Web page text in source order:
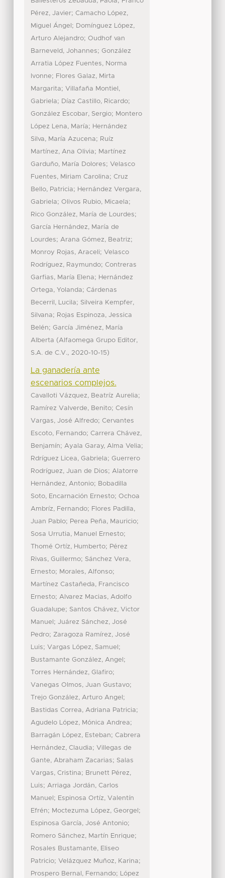
Pérez, Javier; Camacho López,
Miguel Ángel ; Domínguez López,
Arturo Alejandro; Oudhof van
Barneveld, Johannes; González
Arratia López Fuentes, Norma
Ivonne; Flores Galaz, Mirta
Margarita; Villafaña Montiel,
Gabriela; Díaz Castillo, Ricardo;
González Escobar, Sergio; Montero
López Lena, María; Hernández
Silva, María Azucena; Ruíz
Martínez, Ana Olivia; Martínez
Garduño, María Dolores; Velasco
Fuentes, Miriam Carolina; Cruz
Bello, Patricia; Hernández Vergara,
Gabriela; Olivos Rubio, Micaela;
Rico González, María de Lourdes;
García Hernández, María de
Lourdes; Arana Gómez, Beatriz;
Monroy Rojas, Araceli; Velasco
Rodríguez, Raymundo; Contreras
Garfias, María Elena; Hernández
Ortega, Yolanda; Cárdenas
Becerril, Lucila; Silveira Kempfer,
Silvana; Rojas Espinoza, Jessica
Belén; García Jiménez, María
Alberta (Alfaomega Grupo Editor,
S.A. de C.V., 2020-10-15)
La ganadería ante
escenarios complejos.
Cavalloti Vázquez, Beatríz Aurelia;
Ramírez Valverde, Benito; Cesín
Vargas, José Alfredo; Cervantes
Escoto, Fernando; Carrera Chávez,
Benjamín; Ayala Garay, Alma Velia;
Rdríguez Licea, Gabriela; Guerrero
Rodríguez, Juan de Dios; Alatorre
Hernández, Antonio; Bobadilla
Soto, Encarnación Ernesto; Ochoa
Ambríz, Fernando; Flores Padilla,
Juan Pablo; Perea Peña, Mauricio;
Sosa Urrutia, Manuel Ernesto;
Thomé Ortíz, Humberto; Pérez
Rivas, Guillermo; Sánchez Vera,
Ernesto; Morales, Alfonso;
Martínez Castañeda, Francisco
Ernesto; Alvarez Macias, Adolfo
Guadalupe; Santos Chávez, Victor
Manuel ; Juárez Sánchez, José
Pedro; Zaragoza Ramírez, José
Luis; Vargas López, Samuel ;
Bustamante González, Angel ;
Torres Hernández, Glafiro;
Vanegas Olmos, Juan Gustavo;
Trejo González, Arturo Angel ;
Bastidas Correa, Adriana Patricia;
Agudelo López, Mónica Andrea;
Barragán López, Esteban; Cabrera
Hernández, Claudia; Villegas de
Gante, Abraham Zacarias; Salas
Vargas, Cristina; Brunett Pérez,
Luis; Arriaga Jordán, Carlos
Manuel ; Espinosa Ortíz, Valentín
Efrén; Moctezuma López, Georgel ;
Espinosa García, José Antonio;
Romero Sánchez, Martín Enrique;
Rosales Bustamante, Eliseo
Patricio; Velázquez Muñoz, Karina;
Prospero Bernal, Fernando; López